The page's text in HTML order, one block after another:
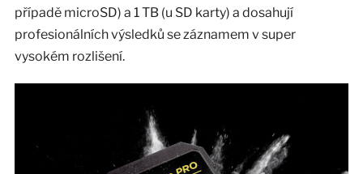
případě microSD) a 1 TB (u SD karty) a dosahují
profesionálních výsledků se záznamem v super
vysokém rozlišení.